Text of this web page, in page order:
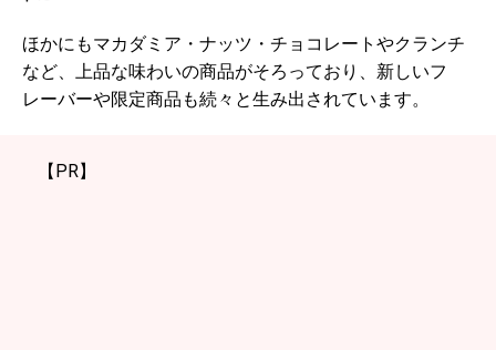
ほかにもマカダミア・ナッツ・チョコレートやクランチ
など、上品な味わいの商品がそろっており、新しいフ
レーバーや限定商品も続々と生み出されています。
【PR】